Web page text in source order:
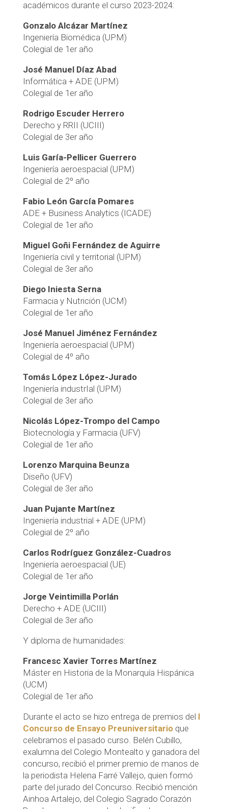
académicos durante el curso 2023-2024:
Gonzalo Alcázar Martínez
Ingeniería Biomédica (UPM)
Colegial de 1er año
José Manuel Díaz Abad
Informática + ADE (UPM)
Colegial de 1er año
Rodrigo Escuder Herrero
Derecho y RRII (UCIII)
Colegial de 3er año
Luis Garía-Pellicer Guerrero
Ingeniería aeroespacial (UPM)
Colegial de 2º año
Fabio León García Pomares
ADE + Business Analytics (ICADE)
Colegial de 1er año
Miguel Goñi Fernández de Aguirre
Ingeniería civil y territorial (UPM)
Colegial de 3er año
Diego Iniesta Serna
Farmacia y Nutrición (UCM)
Colegial de 1er año
José Manuel Jiménez Fernández
Ingeniería aeroespacial (UPM)
Colegial de 4º año
Tomás López López-Jurado
Ingeniería industrIal (UPM)
Colegial de 3er año
Nicolás López-Trompo del Campo
Biotecnología y Farmacia (UFV)
Colegial de 1er año
Lorenzo Marquina Beunza
Diseño (UFV)
Colegial de 3er año
Juan Pujante Martínez
Ingeniería industrial + ADE (UPM)
Colegial de 2º año
Carlos Rodríguez González-Cuadros
Ingeniería aeroespacial (UE)
Colegial de 1er año
Jorge Veintimilla Porlán
Derecho + ADE (UCIII)
Colegial de 3er año
Y diploma de humanidades:
Francesc Xavier Torres Martínez
Máster en Historia de la Monarquía Hispánica
(UCM)
Colegial de 1er año
Durante el acto se hizo entrega de premios del I
Concurso de Ensayo Preuniversitarioque
celebramos el pasado curso. Belén Cubillo,
exalumna del Colegio Montealto y ganadora del
concurso, recibió el primer premio de manos de
la periodista Helena Farré Vallejo, quien formó
parte del jurado del Concurso. Recibió mención
Ainhoa Artalejo, del Colegio Sagrado Corazón